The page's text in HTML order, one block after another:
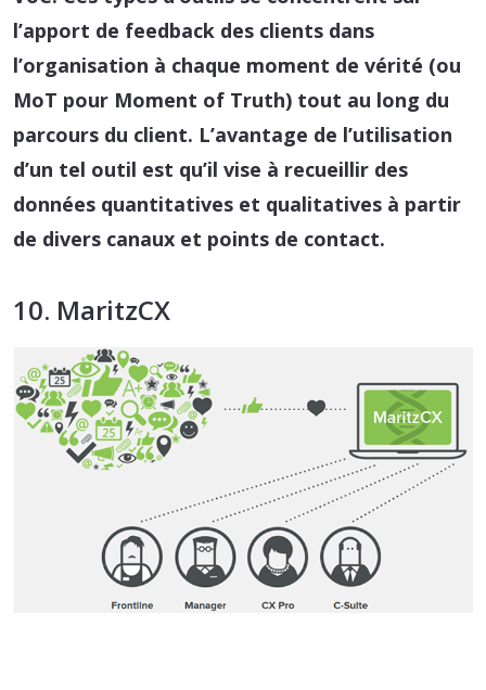
l’apport de feedback des clients dans
l’organisation à chaque moment de vérité (ou
MoT pour Moment of Truth) tout au long du
parcours du client. L’avantage de l’utilisation
d’un tel outil est qu’il vise à recueillir des
données quantitatives et qualitatives à partir
de divers canaux et points de contact.
10. MaritzCX